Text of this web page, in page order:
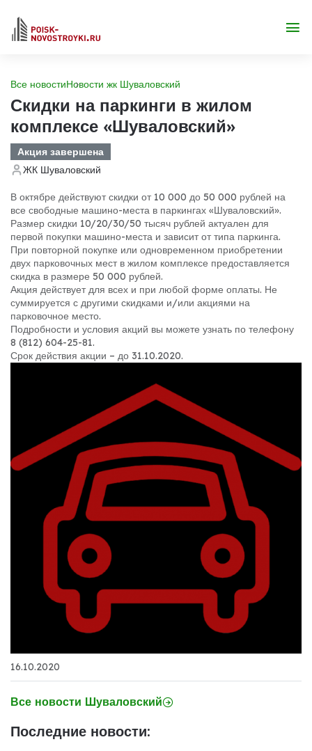
Все новостиНовости жк Шуваловский
Скидки на паркинги в жилом
комплексе «Шуваловский»
Акция завершена
ЖК Шуваловский
В октябре действуют скидки от 10 000 до 50 000 рублей на
все свободные машино-места в паркингах «Шуваловский».
Размер скидки 10/20/30/50 тысяч рублей актуален для
первой покупки машино-места и зависит от типа паркинга.
При повторной покупке или одновременном приобретении
двух парковочных мест в жилом комплексе предоставляется
скидка в размере 50 000 рублей.
Акция действует для всех и при любой форме оплаты. Не
суммируется с другими скидками и/или акциями на
парковочное место.
Подробности и условия акций вы можете узнать по телефону
8 (812) 604-25-81.
Срок действия акции – до 31.10.2020.
16.10.2020
Все новости Шуваловский
Последние новости: